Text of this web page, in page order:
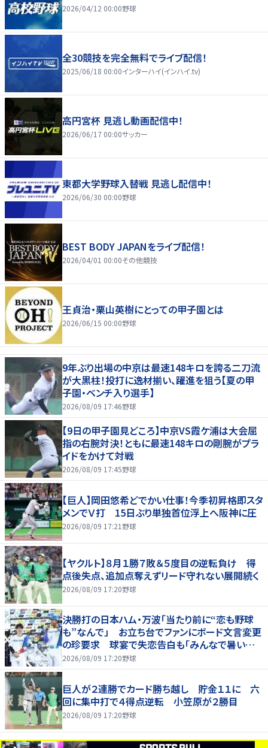
2026/04/12 00:00野球
全30競技を完全無料でライブ配信！
2025/06/18 00:00インターハイ(インハイ.tv)
高円宮杯 見逃し動画配信中！
2026/06/17 00:00サッカー
東都大学野球入替戦 見逃し配信中！
2026/06/30 00:00野球
BEST BODY JAPANをライブ配信！
2026/04/01 00:00その他競技
王貞治・栗山英樹にとっての甲子園とは
2026/06/15 00:00野球
9年ぶり出場の中京は最速148キロを誇る二刀流
が大黒柱！投打に逸材揃い、躍進を狙う【夏の甲
子園・ベンチ入り選手】
2026/08/09 17:46野球
【9日の甲子園見どころ】中京VS霞ケ浦は大会屈
指の右腕対決！ともに最速148キロの剛腕がプラ
イドをかけて対戦
2026/08/09 17:45野球
【巨人】岡田悠希どでかい仕事！今季初昇格即スタ
メンでＶ打 15日ぶり単独首位浮上へ阪神に圧
2026/08/09 17:21 野球
【ヤクルト】８月１勝７敗＆５度目の逆転負け 得
点後失点、追加点奪えずリード守れない展開続く
2026/08/09 17:20野球
決勝打の日本ハム・万波「当たり前に“恋も野球
も”なんで」 お立ち台でファンにボード文言変更
の珍要求 球宴で失恋告白も「みんなで暑い夏
にしましょう！」
2026/08/09 17:20野球
巨人が２連勝でカード勝ち越し 貯金１１に 六
回に集中打で４得点逆転 小笠原が２勝目
2026/08/09 17:20野球